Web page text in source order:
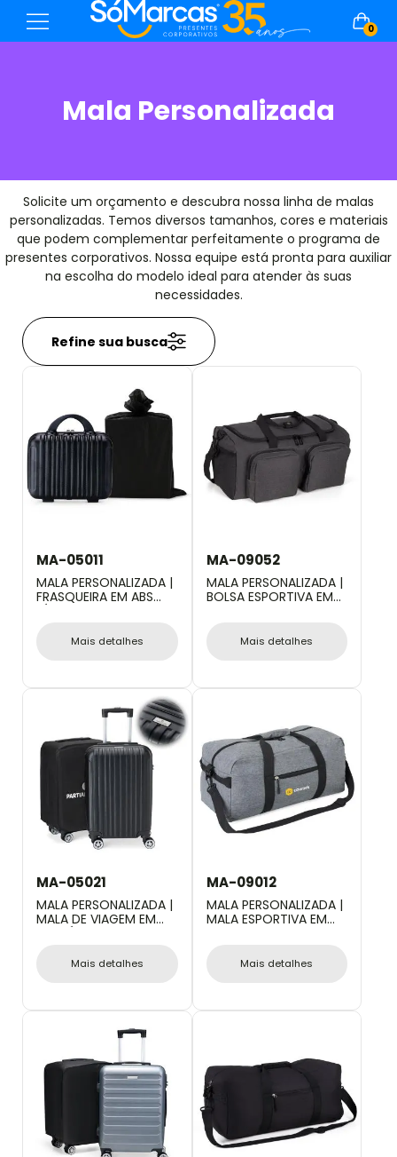
0
Mala Personalizada
Solicite um orçamento e descubra nossa linha de malas
personalizadas. Temos diversos tamanhos, cores e materiais
que podem complementar perfeitamente o programa de
presentes corporativos. Nossa equipe está pronta para auxiliar
na escolha do modelo ideal para atender às suas
necessidades.
Refine sua busca
MA-05011
MALA PERSONALIZADA |
FRASQUEIRA EM ABS
RÍGIDO - 12L
Mais detalhes
MA-09052
MALA PERSONALIZADA |
BOLSA ESPORTIVA EM
Mais detalhes
MA-05021
MALA PERSONALIZADA |
MALA DE VIAGEM EM
ABS RÍGIDO COM
Mais detalhes
MA-09012
MALA PERSONALIZADA |
MALA ESPORTIVA EM
Mais detalhes